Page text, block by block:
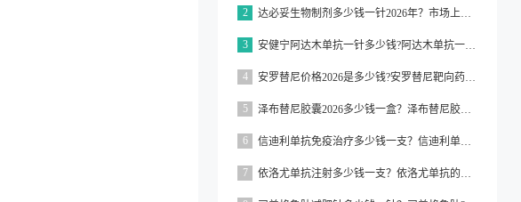
2 达必妥生物制剂多少钱一针2026年？市场上达必妥的价格为3160元/支左右
3 安健宁阿达木单抗一针多少钱?阿达木单抗一针价格在3000元左右
4 安罗替尼价格2026是多少钱?安罗替尼靶向药价格一般在2000元左右
5 泽布替尼胶囊2026多少钱一盒？泽布替尼胶囊的价格为5000元左右一盒
6 信迪利单抗免疫治疗多少钱一支？信迪利单抗免疫治疗的价格约为2843元一支
7 依洛尤单抗注射多少钱一支？依洛尤单抗的价格一般在500元到1000元之间一支